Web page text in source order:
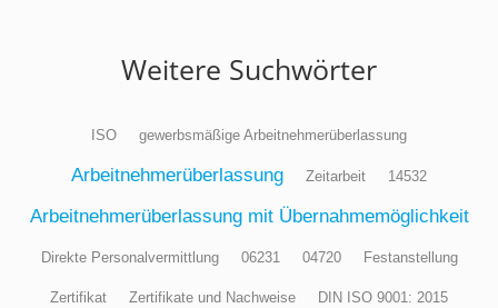
Weitere Suchwörter
ISO gewerbsmäßige Arbeitnehmerüberlassung
Arbeitnehmerüberlassung Zeitarbeit 14532
Arbeitnehmerüberlassung mit Übernahmemöglichkeit
Direkte Personalvermittlung 06231 04720 Festanstellung
Zertifikat Zertifikate und Nachweise DIN ISO 9001: 2015